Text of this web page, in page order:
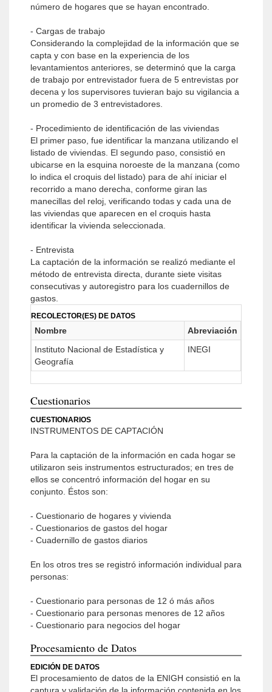
número de hogares que se hayan encontrado.
- Cargas de trabajo
Considerando la complejidad de la información que se
capta y con base en la experiencia de los
levantamientos anteriores, se determinó que la carga
de trabajo por entrevistador fuera de 5 entrevistas por
decena y los supervisores tuvieran bajo su vigilancia a
un promedio de 3 entrevistadores.
- Procedimiento de identificación de las viviendas
El primer paso, fue identificar la manzana utilizando el
listado de viviendas. El segundo paso, consistió en
ubicarse en la esquina noroeste de la manzana (como
lo indica el croquis del listado) para de ahí iniciar el
recorrido a mano derecha, conforme giran las
manecillas del reloj, verificando todas y cada una de
las viviendas que aparecen en el croquis hasta
identificar la vivienda seleccionada.
- Entrevista
La captación de la información se realizó mediante el
método de entrevista directa, durante siete visitas
consecutivas y autoregistro para los cuadernillos de
gastos.
RECOLECTOR(ES) DE DATOS
Nombre
Abreviación
Instituto Nacional de Estadística y
Geografía
INEGI
Cuestionarios
CUESTIONARIOS
INSTRUMENTOS DE CAPTACIÓN
Para la captación de la información en cada hogar se
utilizaron seis instrumentos estructurados; en tres de
ellos se concentró información del hogar en su
conjunto. Éstos son:
- Cuestionario de hogares y vivienda
- Cuestionarios de gastos del hogar
- Cuadernillo de gastos diarios
En los otros tres se registró información individual para
personas:
- Cuestionario para personas de 12 ó más años
- Cuestionario para personas menores de 12 años
- Cuestionario para negocios del hogar
Procesamiento de Datos
EDICIÓN DE DATOS
El procesamiento de datos de la ENIGH consistió en la